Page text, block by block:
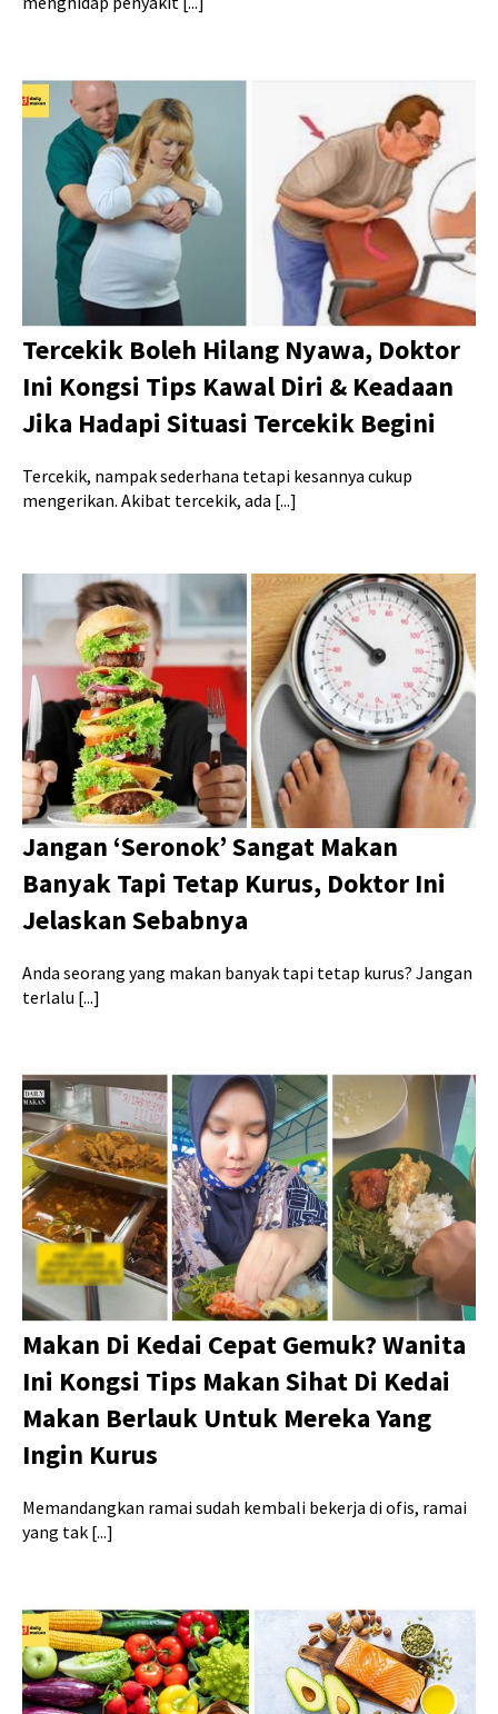
Tercekik Boleh Hilang Nyawa, Doktor
Ini Kongsi Tips Kawal Diri & Keadaan
Jika Hadapi Situasi Tercekik Begini
Tercekik, nampak sederhana tetapi kesannya cukup
mengerikan. Akibat tercekik, ada [...]
Jangan ‘Seronok’ Sangat Makan
Banyak Tapi Tetap Kurus, Doktor Ini
Jelaskan Sebabnya
Anda seorang yang makan banyak tapi tetap kurus? Jangan
terlalu [...]
Makan Di Kedai Cepat Gemuk? Wanita
Ini Kongsi Tips Makan Sihat Di Kedai
Makan Berlauk Untuk Mereka Yang
Ingin Kurus
Memandangkan ramai sudah kembali bekerja di ofis, ramai
yang tak [...]